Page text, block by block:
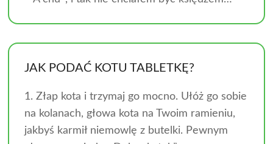
JAK PODAĆ KOTU TABLETKĘ?
1. Złap kota i trzymaj go mocno. Ułóż go sobie
na kolanach, głowa kota na Twoim ramieniu,
jakbyś karmił niemowlę z butelki. Pewnym